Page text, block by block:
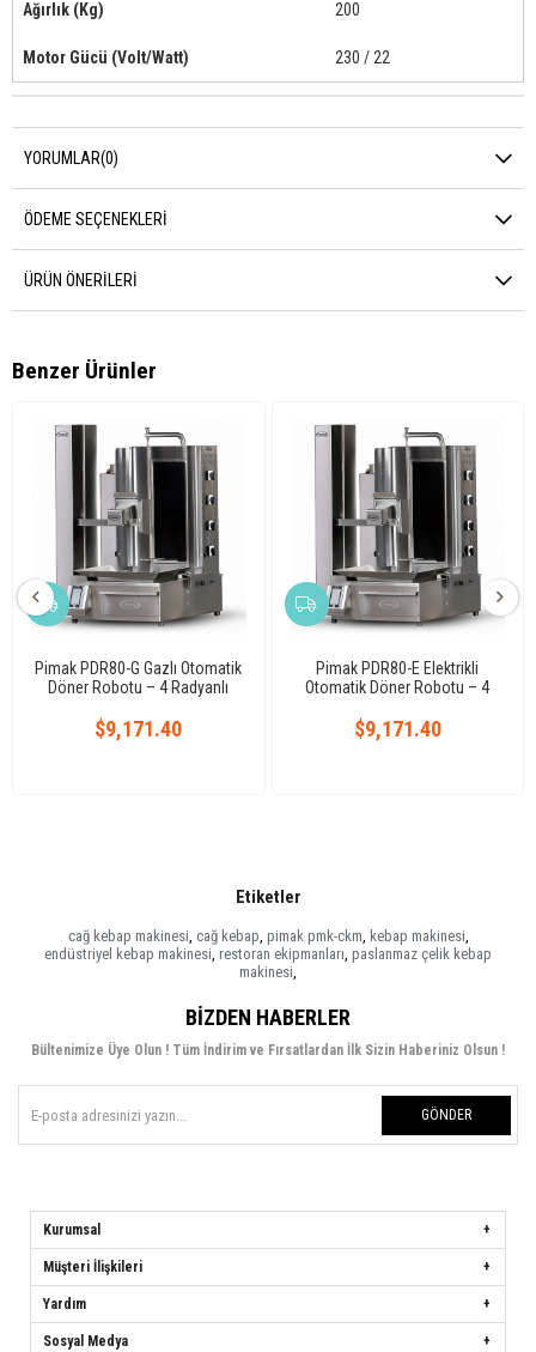
Ağırlık (Kg) 200
Motor Gücü (Volt/Watt) 230 / 22
YORUMLAR(0)
ÖDEME SEÇENEKLERI
ÜRÜN ÖNERILERI
Benzer Ürünler
Pimak PDR80-G Gazlı Otomatik
Döner Robotu – 4 Radyanlı
$9,171.40
Pimak PDR80-E Elektrikli
Otomatik Döner Robotu – 4
$9,171.40
Etiketler
cağ kebap makinesi, cağ kebap, pimak pmk-ckm, kebap makinesi,
endüstriyel kebap makinesi, restoran ekipmanları, paslanmaz çelik kebap
makinesi,
BIZDEN HABERLER
Bültenimize Üye Olun ! Tüm İndirim ve Fırsatlardan İlk Sizin Haberiniz Olsun !
GÖNDER
Kurumsal
Müşteri İlişkileri
Yardım
Sosyal Medya